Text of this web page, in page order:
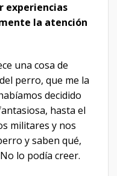
experiencias
la atención
una cosa de
perro, que me la
decidido
hasta el
militares y nos
y saben qué,
lo podía creer.